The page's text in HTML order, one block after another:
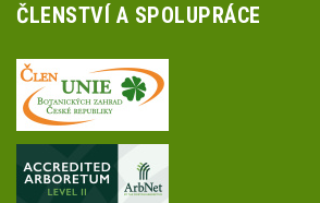
ČLENSTVÍ A SPOLUPRÁCE